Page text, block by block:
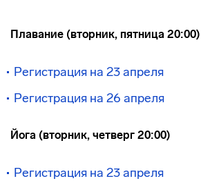
Плавание (вторник, пятница 20:00)
Регистрация на 23 апреля
Регистрация на 26 апреля
Йога (вторник, четверг 20:00)
Регистрация на 23 апреля